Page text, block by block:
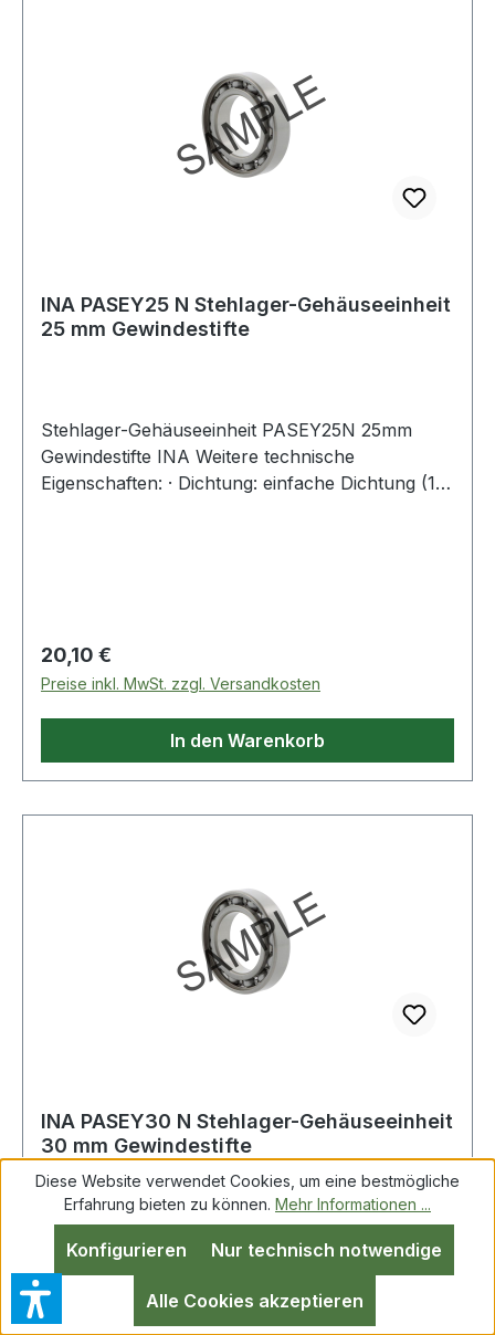
INA PASEY25 N Stehlager-Gehäuseeinheit
25 mm Gewindestifte
Stehlager-Gehäuseeinheit PASEY25N 25mm
Gewindestifte INA Weitere technische
Eigenschaften: · Dichtung: einfache Dichtung (1) ·
Regulärer Preis:
20,10 €
Preise inkl. MwSt. zzgl. Versandkosten
In den Warenkorb
INA PASEY30 N Stehlager-Gehäuseeinheit
30 mm Gewindestifte
Stehlager-Gehäuseeinheit PASEY30N 30mm
Gewindestifte INA Weitere technische
Eigenschaften: · Dichtung: einfache Dichtung (1) ·
Ausführung: Befestigung von oben und unten
Diese Website verwendet Cookies, um eine bestmögliche
Erfahrung bieten zu können. Mehr Informationen ...
Nur technisch notwendige
Konfigurieren
Alle Cookies akzeptieren